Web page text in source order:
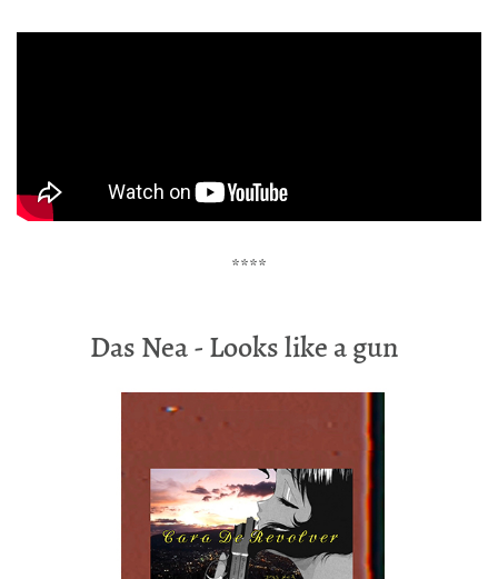
****
Das Nea - Looks like a gun